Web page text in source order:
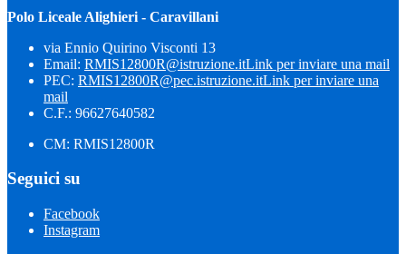
Polo Liceale Alighieri - Caravillani
via Ennio Quirino Visconti 13
Email: RMIS12800R@istruzione.itLink per inviare una mail
PEC: RMIS12800R@pec.istruzione.itLink per inviare una
mail
C.F.: 96627640582
CM: RMIS12800R
Seguici su
Facebook
Instagram